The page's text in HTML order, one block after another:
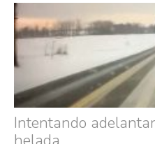
Intentando